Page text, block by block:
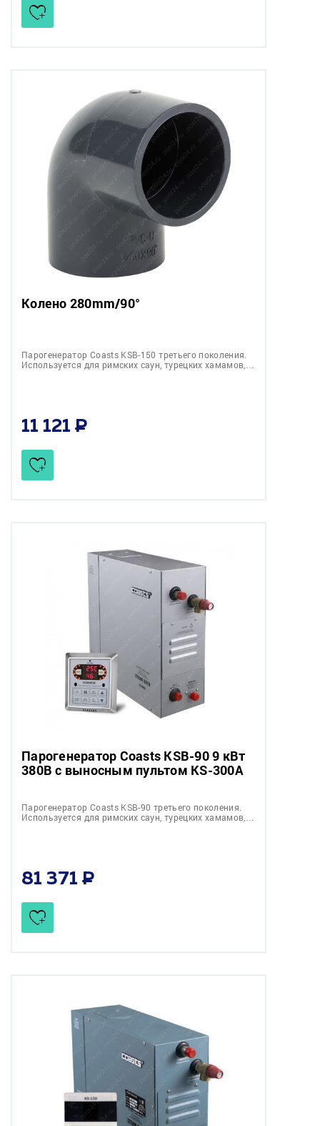
Колено 280mm/90°
Парогенератор Coasts KSB-150 третьего поколения.
Используется для римских саун, турецких хамамов,…
11 121
Парогенератор Coasts KSB-90 9 кВт
380В с выносным пультом KS-300A
Парогенератор Coasts KSB-90 третьего поколения.
Используется для римских саун, турецких хамамов,…
81 371